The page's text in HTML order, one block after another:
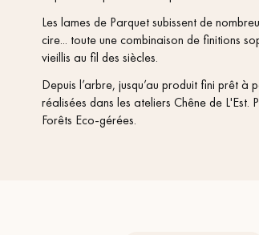
appelle
Les lames de Parquet subissent de
cire... toute une combinaison de finitions
vieillis au fil des siècles.
Depuis l’arbre, jusqu’au produit fini prêt
réalisées dans les ateliers Chêne de L'Est.
Forêts Eco-gérées.